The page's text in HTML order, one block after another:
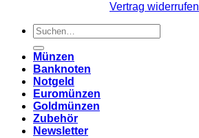
Vertrag widerrufen
Suchen
nach:
Münzen
Banknoten
Notgeld
Euromünzen
Goldmünzen
Zubehör
Newsletter